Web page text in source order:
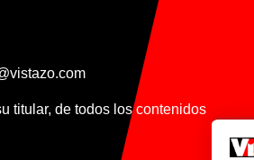
titular, de todos los contenidos